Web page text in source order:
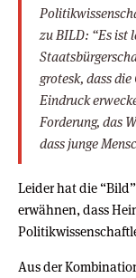
zu BILD: “Es ist
grotesk, dass
Eindruck
Forderung, das
dass junge
Leider hat die
erwähnen, dass
Aus der